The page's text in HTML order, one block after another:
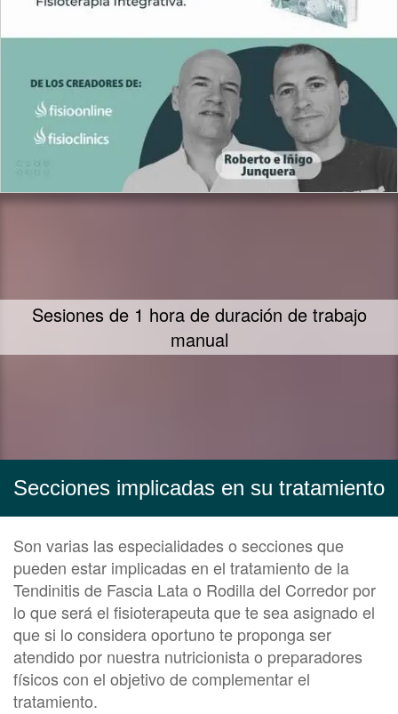
Te ofrecemos nuestra mayor dedicación y
empeño en ayudarte
Secciones implicadas en su tratamiento
Son varias las especialidades o secciones que
pueden estar implicadas en el tratamiento de la
Tendinitis de Fascia Lata o Rodilla del Corredor por
lo que será el fisioterapeuta que te sea asignado el
que si lo considera oportuno te proponga ser
atendido por nuestra nutricionista o preparadores
físicos con el objetivo de complementar el
tratamiento.